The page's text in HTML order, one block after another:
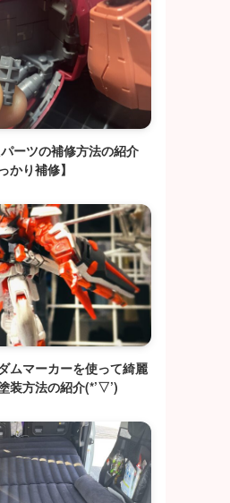
ーツの補修方法の紹介
かり補修】
ムマーカーを使って綺麗
装方法の紹介(*’▽’)